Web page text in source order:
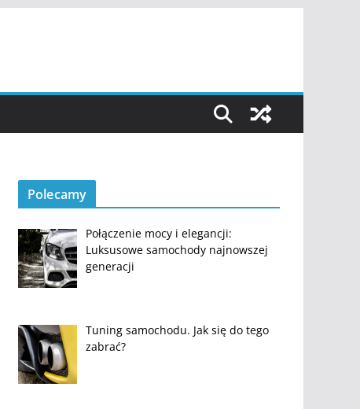
Polecamy
Połączenie mocy i elegancji:
Luksusowe samochody najnowszej
generacji
Tuning samochodu. Jak się do tego
zabrać?